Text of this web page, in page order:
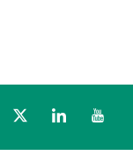
TwitterLinkedIn